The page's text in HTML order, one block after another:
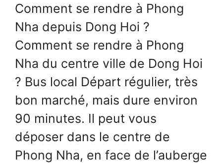
Comment se rendre à Phong
Nha depuis Dong Hoi ?
Comment se rendre à Phong
Nha du centre ville de Dong Hoi
? Bus local Départ régulier, très
bon marché, mais dure environ
90 minutes. Il peut vous
déposer dans le centre de
Phong Nha, en face de l’auberge